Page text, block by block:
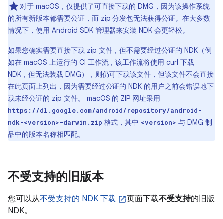
对于 macOS，仅提供了可直接下载的 DMG，因为该操作系统
的所有新版本都需要公证，而 zip 分发包无法获得公证。在大多数
情况下，使用 Android SDK 管理器来安装 NDK 会更轻松。
如果您确实需要直接下载 zip 文件，但不需要经过公证的 NDK（例
如在 macOS 上运行的 CI 工作流，该工作流将使用 curl 下载
NDK，但无法装载 DMG），则仍可下载该文件，但该文件不会直接
在此页面上列出，因为需要经过公证的 NDK 的用户之前会错误地下
载未经公证的 zip 文件。 macOS 的 ZIP 网址采用
https://dl.google.com/android/repository/android-
ndk-<version>-darwin.zip 格式，其中 <version> 与 DMG 制
品中的版本名称相匹配。
不受支持的旧版本
您可以从不受支持的 NDK 下载 页面下载不受支持的旧版
NDK。